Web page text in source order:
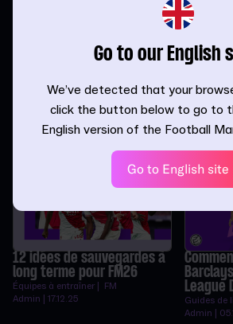
11 défis sur une saison à
relever dans FM26
Équipes à entraîner | FM
Admin | 16.04.26
13
Équipes à
Admin |
12 idées de sauvegardes à
long terme pour FM26
Équipes à entraîner | FM
Admin | 17.12.25
League
Guides de
Admin |
Go to our English
We’ve detected that your
click the button below to go to
English version of the Football
Go to English site